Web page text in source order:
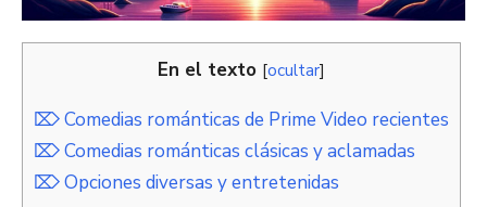
En el texto [ocultar]
⌦ Comedias románticas de Prime Video recientes
⌦ Comedias románticas clásicas y aclamadas
⌦ Opciones diversas y entretenidas